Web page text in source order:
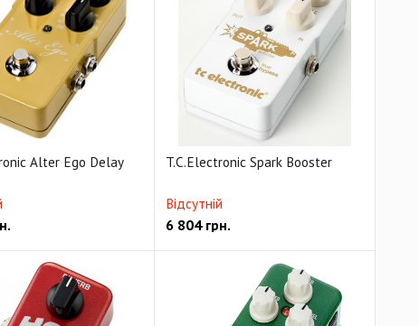
Alter Ego Delay
T.C.Electronic Spark Booster
Відсутній
6 804грн.